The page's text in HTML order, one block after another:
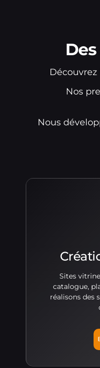
Nos
Nous
Sites
catalogue,
réalisons des